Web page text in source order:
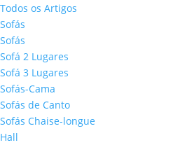
Todos os Artigos
Sofás
Sofás
Sofá 2 Lugares
Sofá 3 Lugares
Sofás-Cama
Sofás de Canto
Sofás Chaise-longue
Hall